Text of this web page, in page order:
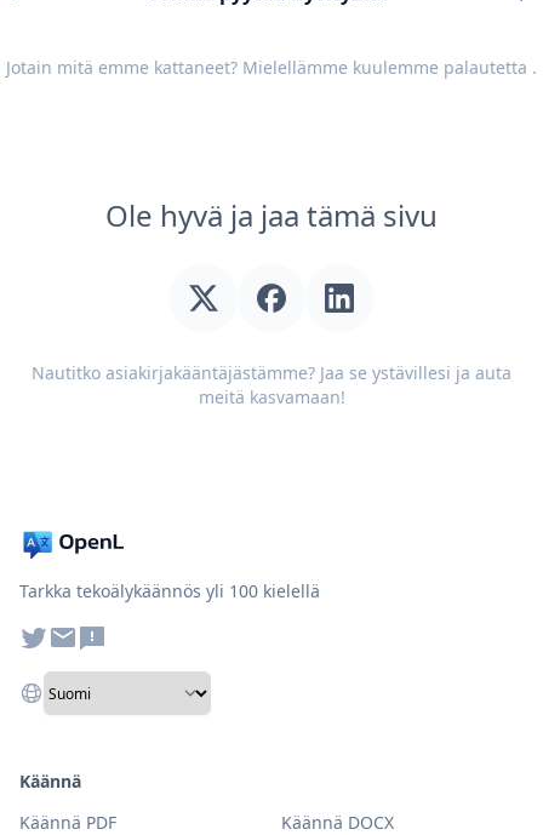
Jotain mitä emme kattaneet? Mielellämme kuulemme palautetta .
Ole hyvä ja jaa tämä sivu
Nautitko asiakirjakääntäjästämme? Jaa se ystävillesi ja auta
meitä kasvamaan!
Tarkka tekoälykäännös yli 100 kielellä
Käännä
Käännä PDF
Käännä DOCX